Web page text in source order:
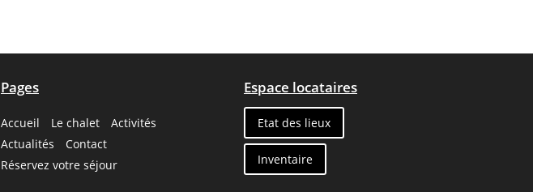
Pages
Accueil Le chalet
Activités
Actualités
Contact
Réservez votre séjour
Espace locataires
Etat des lieux
Inventaire